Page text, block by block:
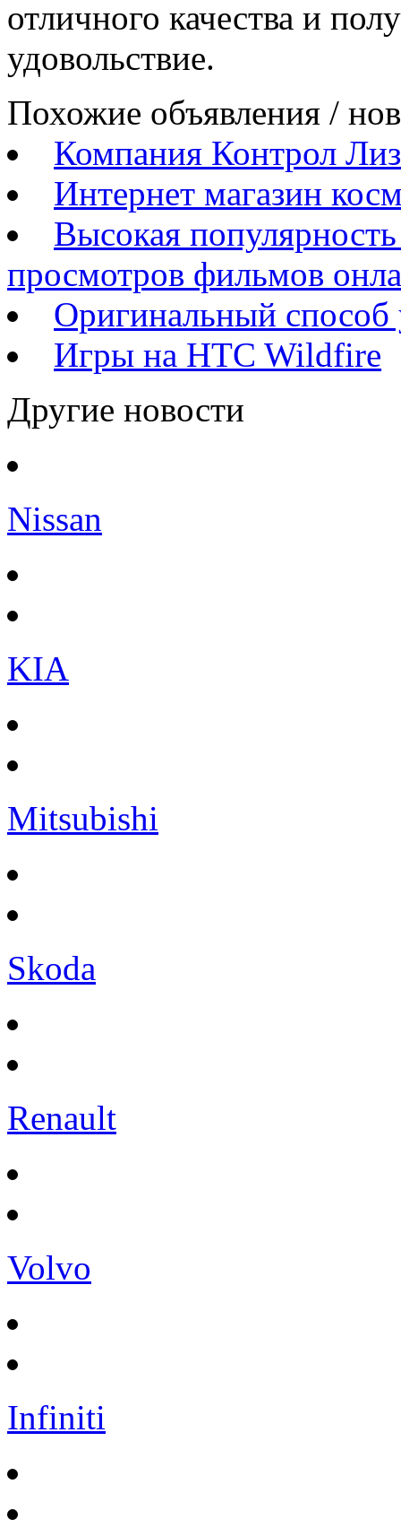
отличного качества и
удовольствие.
Похожие объявления /
Компания Контрол
Интернет магазин
Высокая
просмотров фильмов
Оригинальный способ
Игры на HTC Wildfire
Другие новости
Nissan
KIA
Mitsubishi
Skoda
Renault
Volvo
Infiniti